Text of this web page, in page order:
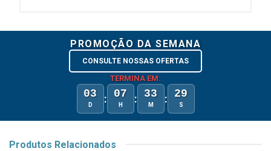
PROMOÇÃO DA SEMANA
CONSULTE NOSSAS OFERTAS
TERMINA EM:
03
D : 07
H : 33
M : 29
S
Produtos Relacionados